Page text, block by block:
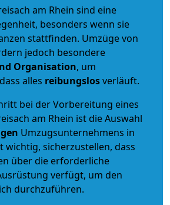
am Rhein sind eine
besonders wenn sie
stattfinden. Umzüge von
jedoch besondere
Organisation, um
alles reibungslosverläuft.
bei der Vorbereitung eines
am Rhein ist die Auswahl
Umzugsunternehmens in
wichtig, sicherzustellen, dass
über die erforderliche
verfügt, um den
durchzuführen.